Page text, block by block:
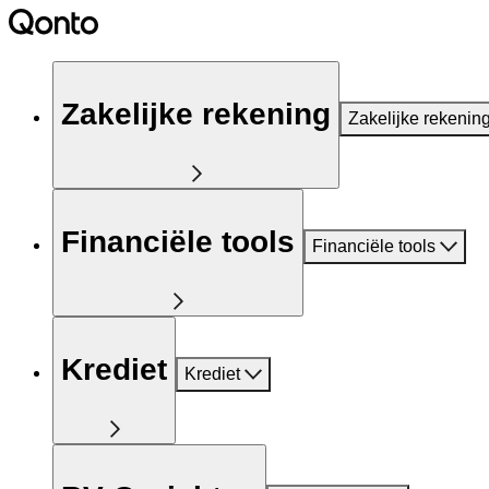
Zakelijke rekening Zakelijke
Financiële tools Financiële tools
Krediet Krediet